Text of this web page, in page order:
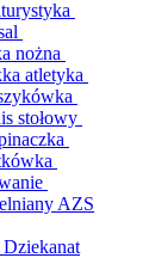
nożna
atletyka
stołowy
AZS